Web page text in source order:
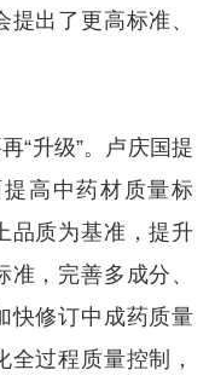
出了更高标准、
“升级”。卢庆国提
高中药材质量标
品质为基准，提升
准，完善多成分、
快修订中成药质量
过程质量控制，